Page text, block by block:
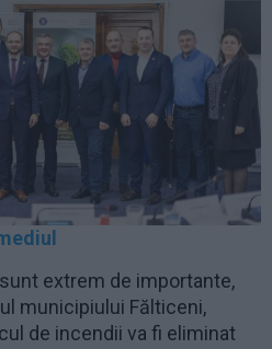
extrem de importante,
municipiului Fălticeni,
de incendii va fi eliminat